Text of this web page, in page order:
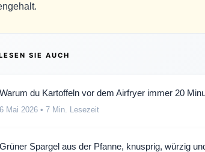
SIE AUCH
Warum du Kartoffeln vor dem Airfryer immer 20
6 Mai 2026 • 7 Min. Lesezeit
Grüner Spargel aus der Pfanne, knusprig, würzig